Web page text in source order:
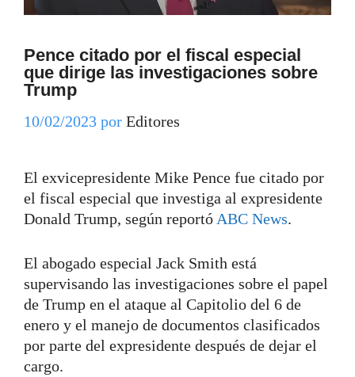
Pence citado por el fiscal especial
que dirige las investigaciones sobre
Trump
10/02/2023 por Editores
El exvicepresidente Mike Pence fue citado por
el fiscal especial que investiga al expresidente
Donald Trump, según reportó ABC News.
El abogado especial Jack Smith está
supervisando las investigaciones sobre el papel
de Trump en el ataque al Capitolio del 6 de
enero y el manejo de documentos clasificados
por parte del expresidente después de dejar el
cargo.